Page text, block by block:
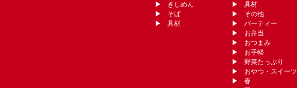
きしめん
そば
具材
具材
その他
パーティー
お弁当
おつまみ
お手軽
野菜たっぷり
おやつ・スイーツ
春